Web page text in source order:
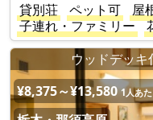
貸別荘
ペット可 屋
子連れ・ファミリー
ウッドデッ
¥8,375～¥13,580 1人あ